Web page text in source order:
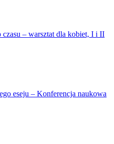
– warsztat dla kobiet, I i II
eseju – Konferencja naukowa